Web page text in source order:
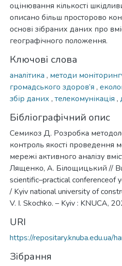
оцінювання кількості
описано більш просторово
основі зібраних даних про
географічного положення.
Ключові слова
аналітика , методи
громадського здоров’я ,
збір даних , телекомунікація ,
Бібліографічний опис
Семикоз Д. Розробка
контроль якості проведення
мережі активного аналізу
Лященко, А. Білощицький //
scientific–practical
/ Kyiv national university of
V. I. Skochko. – Kyiv : KNUCA,
URI
https://
Зібрання